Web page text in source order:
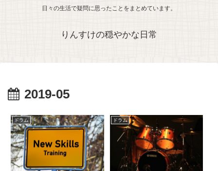
日々の生活で疑問に思ったことをまとめています。
りんすけの穏やかな日常
2019-05
ドラム ドラム